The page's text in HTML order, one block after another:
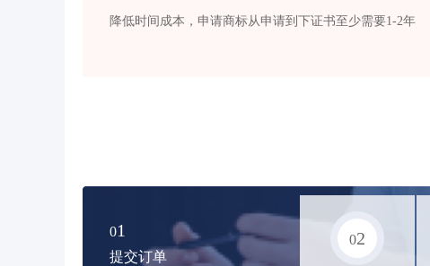
降低时间成本，申请商标从申请到下证书至少需要1-2年
01
提交订单
02